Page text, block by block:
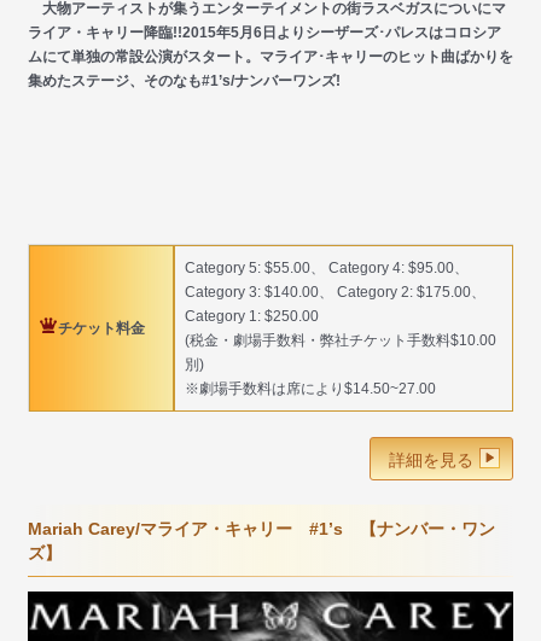
大物アーティストが集うエンターテイメントの街ラスベガスについにマ
ライア・キャリー降臨!!2015年5月6日よりシーザーズ･パレスはコロシア
ムにて単独の常設公演がスタート。マライア･キャリーのヒット曲ばかりを
集めたステージ、そのなも#1’s/ナンバーワンズ!
チケット料金
Category 5: $55.00、 Category 4: $95.00、
Category 3: $140.00、 Category 2: $175.00、
Category 1: $250.00
(税金・劇場手数料・弊社チケット手数料$10.00
別)
※劇場手数料は席により$14.50~27.00
詳細を見る
Mariah Carey/マライア・キャリー #1’s 【ナンバー・ワン
ズ】